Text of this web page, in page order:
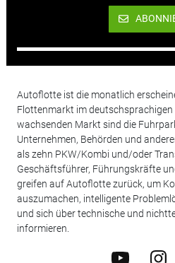
Autoflotte ist die monatlich
Flottenmarkt im deutschsprachigen
wachsenden Markt sind die
Unternehmen, Behörden und
als zehn PKW/Kombi und/oder
Geschäftsführer, Führungskräfte
greifen auf Autoflotte zurück, um
auszumachen, intelligente
und sich über technische und
informieren.